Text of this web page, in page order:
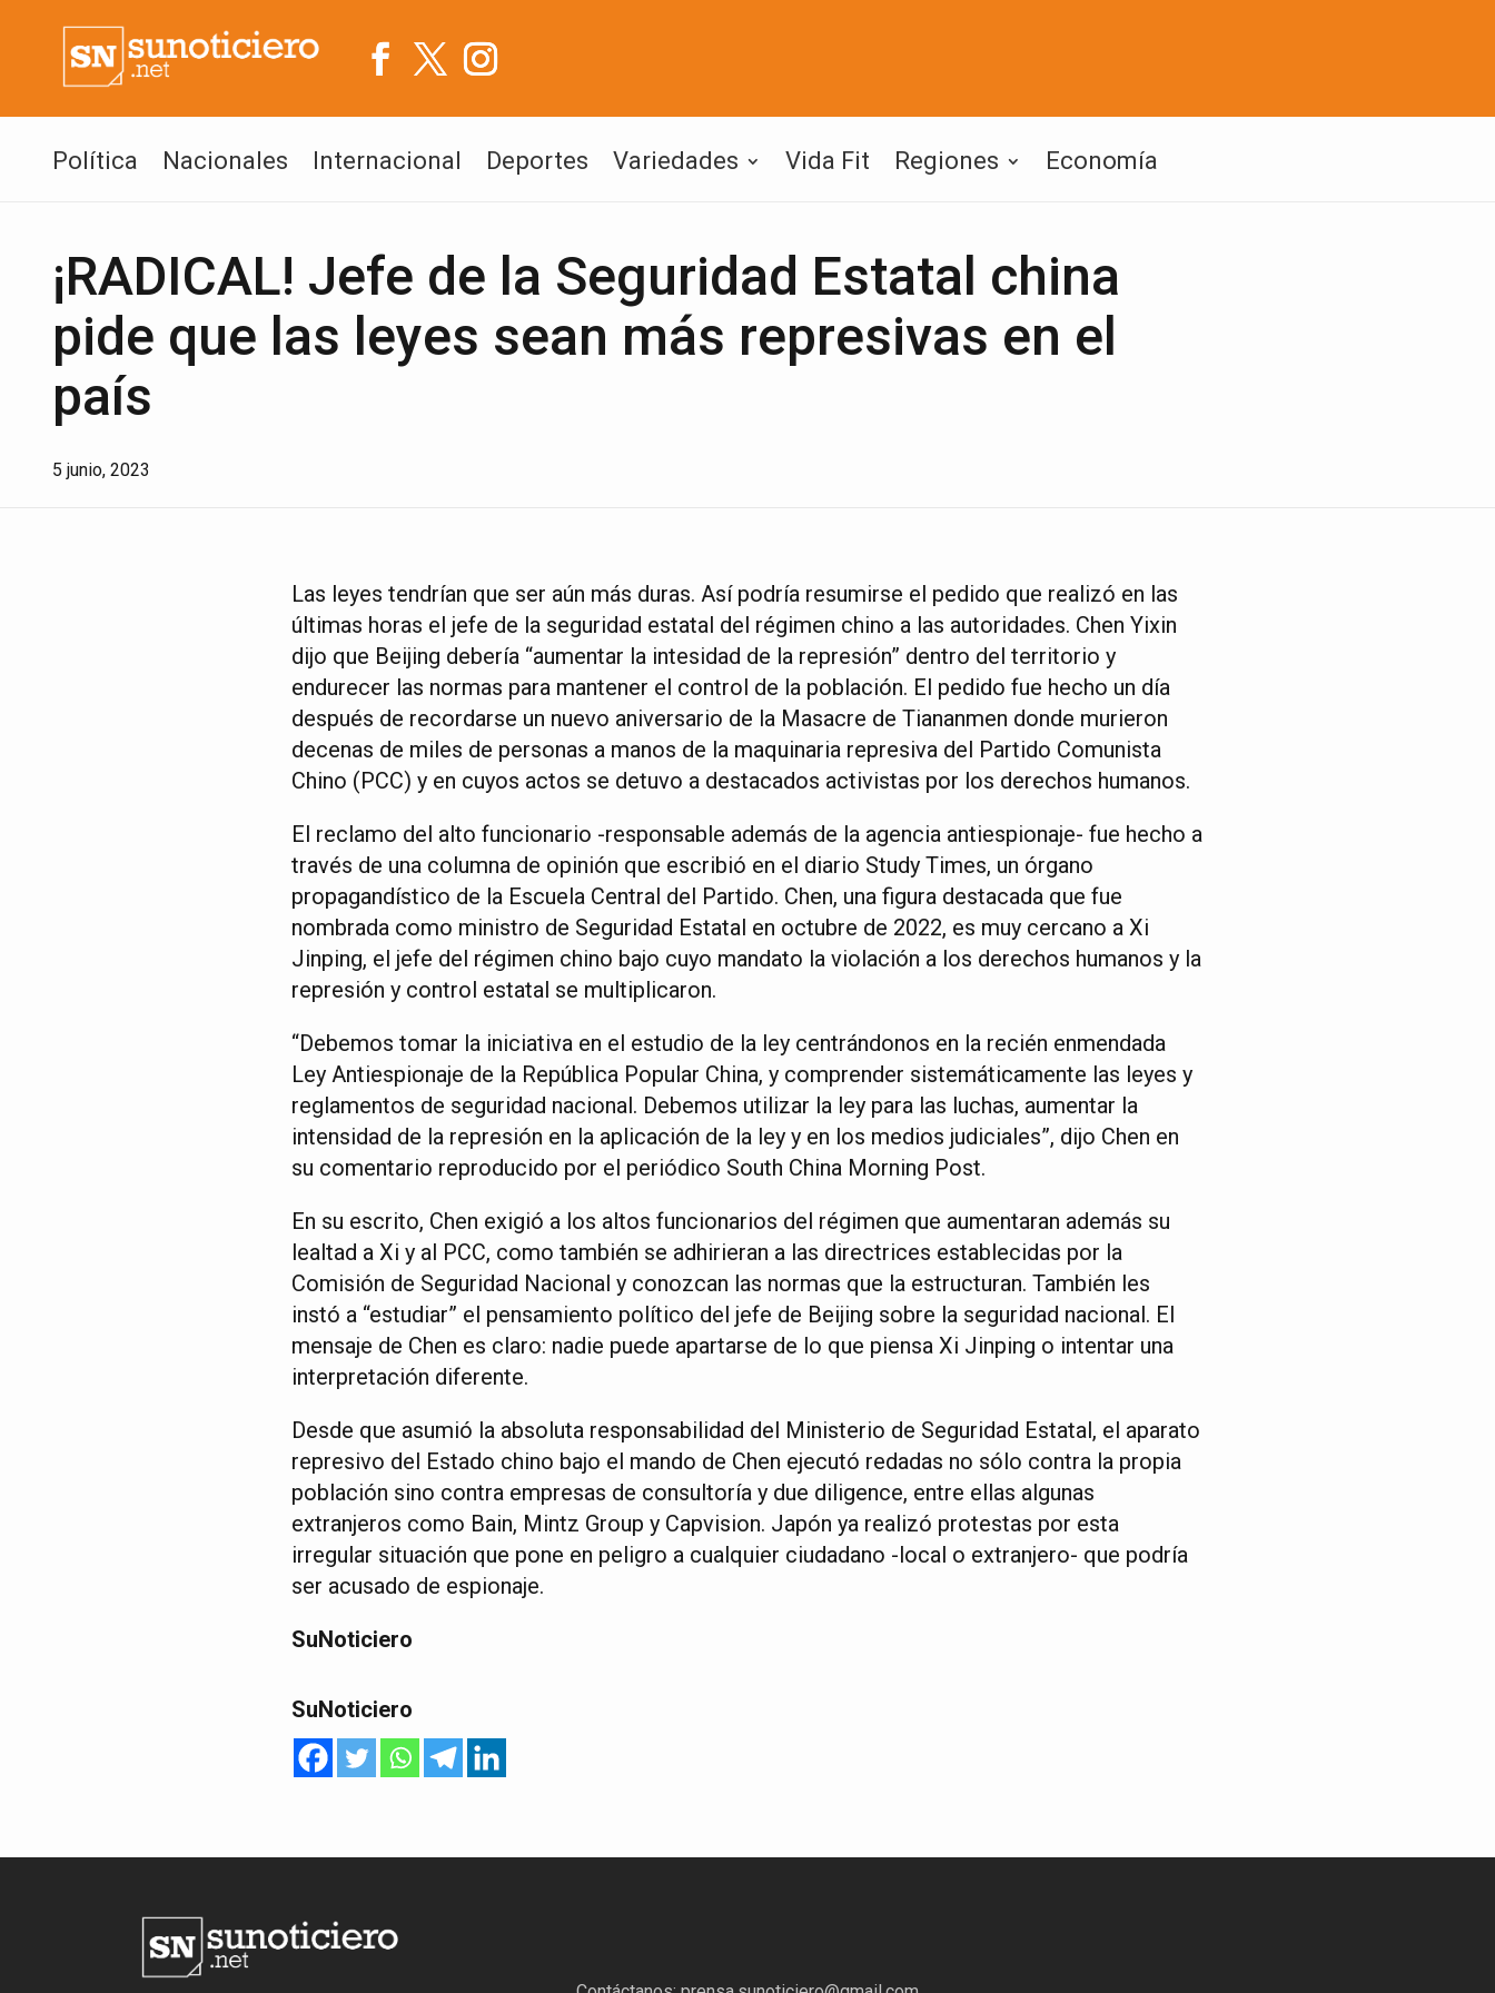
Política Nacionales Internacional Deportes Variedades Vida Fit Regiones Economía
¡RADICAL! Jefe de la Seguridad Estatal china
pide que las leyes sean más represivas en el
país
5 junio, 2023
Las leyes tendrían que ser aún más duras. Así podría resumirse el pedido que realizó en las
últimas horas el jefe de la seguridad estatal del régimen chino a las autoridades. Chen Yixin
dijo que Beijing debería “aumentar la intesidad de la represión” dentro del territorio y
endurecer las normas para mantener el control de la población. El pedido fue hecho un día
después de recordarse un nuevo aniversario de la Masacre de Tiananmen donde murieron
decenas de miles de personas a manos de la maquinaria represiva del Partido Comunista
Chino (PCC) y en cuyos actos se detuvo a destacados activistas por los derechos humanos.
El reclamo del alto funcionario -responsable además de la agencia antiespionaje- fue hecho a
través de una columna de opinión que escribió en el diario Study Times, un órgano
propagandístico de la Escuela Central del Partido. Chen, una figura destacada que fue
nombrada como ministro de Seguridad Estatal en octubre de 2022, es muy cercano a Xi
Jinping, el jefe del régimen chino bajo cuyo mandato la violación a los derechos humanos y la
represión y control estatal se multiplicaron.
“Debemos tomar la iniciativa en el estudio de la ley centrándonos en la recién enmendada
Ley Antiespionaje de la República Popular China, y comprender sistemáticamente las leyes y
reglamentos de seguridad nacional. Debemos utilizar la ley para las luchas, aumentar la
intensidad de la represión en la aplicación de la ley y en los medios judiciales”, dijo Chen en
su comentario reproducido por el periódico South China Morning Post.
En su escrito, Chen exigió a los altos funcionarios del régimen que aumentaran además su
lealtad a Xi y al PCC, como también se adhirieran a las directrices establecidas por la
Comisión de Seguridad Nacional y conozcan las normas que la estructuran. También les
instó a “estudiar” el pensamiento político del jefe de Beijing sobre la seguridad nacional. El
mensaje de Chen es claro: nadie puede apartarse de lo que piensa Xi Jinping o intentar una
interpretación diferente.
Desde que asumió la absoluta responsabilidad del Ministerio de Seguridad Estatal, el aparato
represivo del Estado chino bajo el mando de Chen ejecutó redadas no sólo contra la propia
población sino contra empresas de consultoría y due diligence, entre ellas algunas
extranjeros como Bain, Mintz Group y Capvision. Japón ya realizó protestas por esta
irregular situación que pone en peligro a cualquier ciudadano -local o extranjero- que podría
ser acusado de espionaje.
SuNoticiero
SuNoticiero